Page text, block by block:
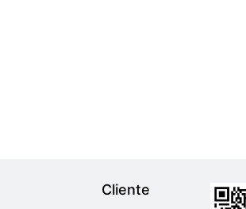
Cliente